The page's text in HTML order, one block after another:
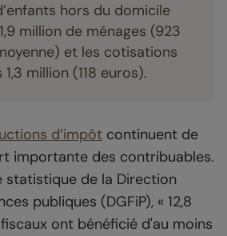
hors du domicile
million de ménages (923
et les cotisations
million (118 euros).
d’impôt continuent de
importante des contribuables.
statistique de la Direction
publiques (DGFiP), « 12,8
ont bénéficié d'au moins